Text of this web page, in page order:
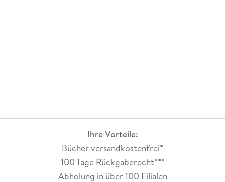
Ihre Vorteile:
Bücher versandkostenfrei*
100 Tage Rückgaberecht***
Abholung in über 100 Filialen